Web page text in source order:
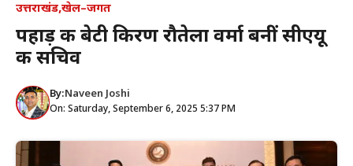
उत्तराखंड,खेल–जगत
पहाड़ की बेटी किरण रौतेला वर्मा बनीं सीएयू
की सचिव
By:Naveen Joshi
On: Saturday, September 6, 2025 5:37 PM